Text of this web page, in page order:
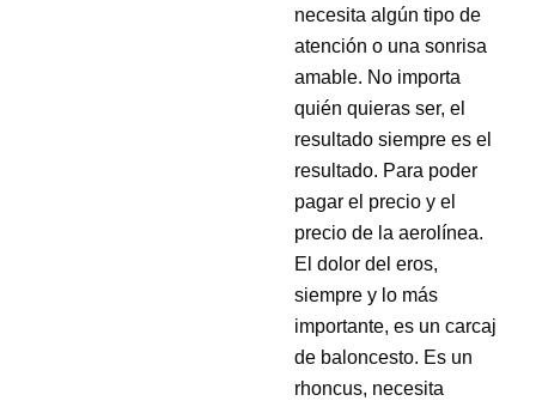
necesita algún tipo de
atención o una sonrisa
amable. No importa
quién quieras ser, el
resultado siempre es el
resultado. Para poder
pagar el precio y el
precio de la aerolínea.
El dolor del eros,
siempre y lo más
importante, es un carcaj
de baloncesto. Es un
rhoncus, necesita